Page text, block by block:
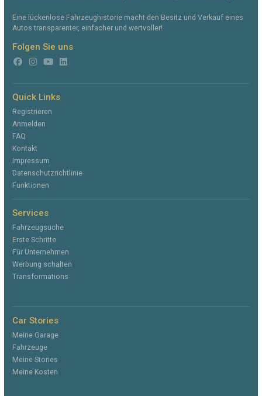
Eine lückenlose Fahrzeughistorie macht den Besitz und Verkauf eines
Autos transparenter, einfacher und wertvoller!
Folgen Sie uns
Quick Links
Registrieren
Anmelden
FAQ
Kontakt
Impressum
Datenschutzrichtlinie
Funktionen
Services
Fahrzeugsuche
Erste Schritte
Für Unternehmen
Werbung schalten
Transformations
Car Stories
Meine Garage
Fahrzeuge
Meine Stories
Meine Kosten